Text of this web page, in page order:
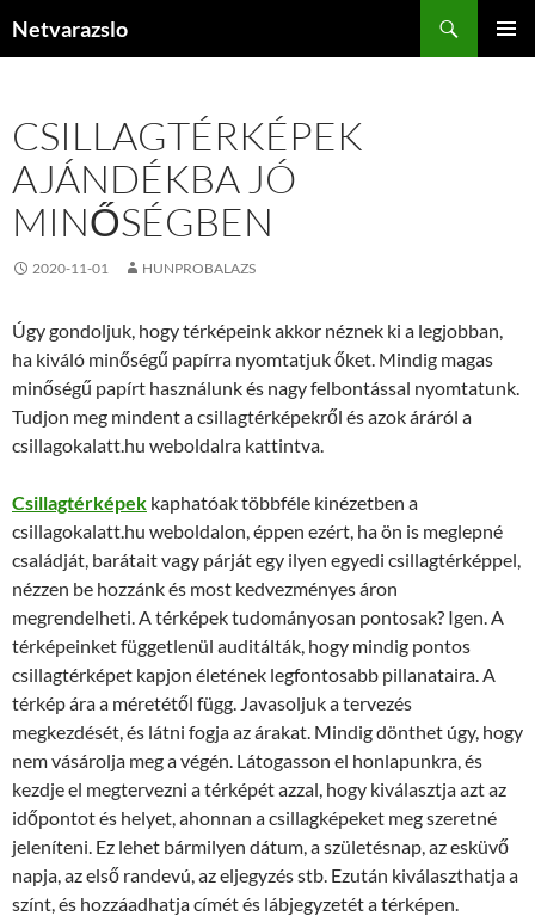
Netvarazslo
CSILLAGTÉRKÉPEK
AJÁNDÉKBA JÓ
MINŐSÉGBEN
2020-11-01 HUNPROBALAZS
Úgy gondoljuk, hogy térképeink akkor néznek ki a legjobban,
ha kiváló minőségű papírra nyomtatjuk őket. Mindig magas
minőségű papírt használunk és nagy felbontással nyomtatunk.
Tudjon meg mindent a csillagtérképekről és azok áráról a
csillagokalatt.hu weboldalra kattintva.
Csillagtérképek kaphatóak többféle kinézetben a
csillagokalatt.hu weboldalon, éppen ezért, ha ön is meglepné
családját, barátait vagy párját egy ilyen egyedi csillagtérképpel,
nézzen be hozzánk és most kedvezményes áron
megrendelheti. A térképek tudományosan pontosak? Igen. A
térképeinket függetlenül auditálták, hogy mindig pontos
csillagtérképet kapjon életének legfontosabb pillanataira. A
térkép ára a méretétől függ. Javasoljuk a tervezés
megkezdését, és látni fogja az árakat. Mindig dönthet úgy, hogy
nem vásárolja meg a végén. Látogasson el honlapunkra, és
kezdje el megtervezni a térképét azzal, hogy kiválasztja azt az
időpontot és helyet, ahonnan a csillagképeket meg szeretné
jeleníteni. Ez lehet bármilyen dátum, a születésnap, az esküvő
napja, az első randevú, az eljegyzés stb. Ezután kiválaszthatja a
színt, és hozzáadhatja címét és lábjegyzetét a térképen.